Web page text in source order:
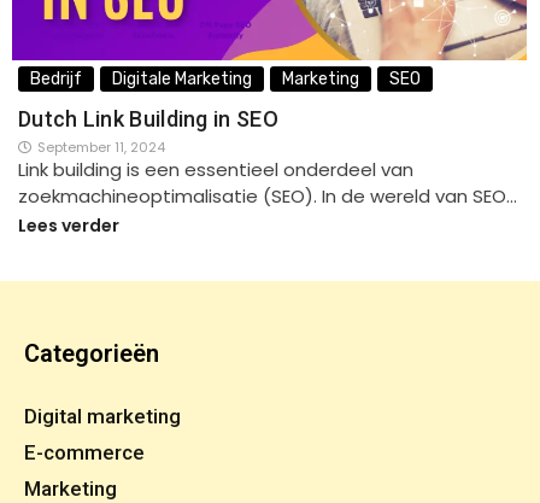
Bedrijf Digitale Marketing Marketing SEO
Dutch Link Building in SEO
September 11, 2024
Link building is een essentieel onderdeel van
zoekmachineoptimalisatie (SEO). In de wereld van SEO…
Lees verder
Categorieën
Digital marketing
E-commerce
Marketing